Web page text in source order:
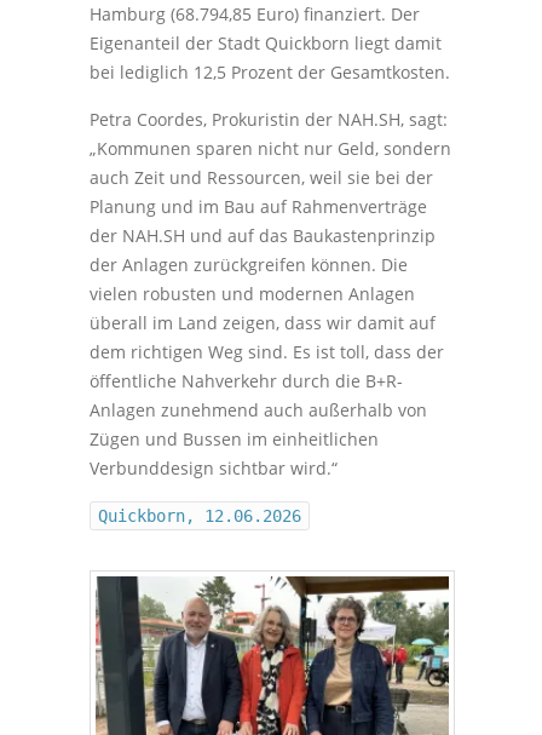
Hamburg (68.794,85 Euro) finanziert. Der
Eigenanteil der Stadt Quickborn liegt damit
bei lediglich 12,5 Prozent der Gesamtkosten.
Petra Coordes, Prokuristin der NAH.SH, sagt:
„Kommunen sparen nicht nur Geld, sondern
auch Zeit und Ressourcen, weil sie bei der
Planung und im Bau auf Rahmenverträge
der NAH.SH und auf das Baukastenprinzip
der Anlagen zurückgreifen können. Die
vielen robusten und modernen Anlagen
überall im Land zeigen, dass wir damit auf
dem richtigen Weg sind. Es ist toll, dass der
öffentliche Nahverkehr durch die B+R-
Anlagen zunehmend auch außerhalb von
Zügen und Bussen im einheitlichen
Verbunddesign sichtbar wird.“
Quickborn, 12.06.2026